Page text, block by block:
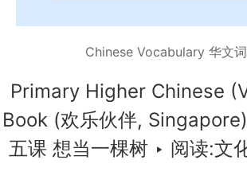
Chinese Vocabulary 华文
Primary Higher Chinese
Book (欢乐伙伴, Singapore)
五课 想当一棵树 ‣ 阅读:文